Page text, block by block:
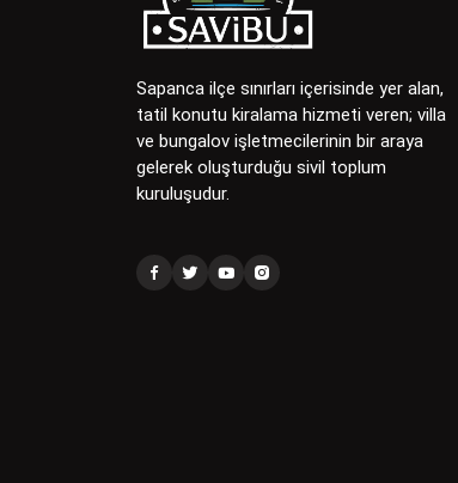
Sapanca ilçe sınırları içerisinde yer alan,
tatil konutu kiralama hizmeti veren; villa
ve bungalov işletmecilerinin bir araya
gelerek oluşturduğu sivil toplum
kuruluşudur.